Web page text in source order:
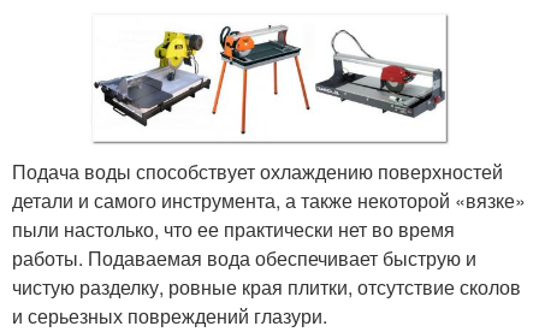
Подача воды способствует охлаждению поверхностей
детали и самого инструмента, а также некоторой «вязке»
пыли настолько, что ее практически нет во время
работы. Подаваемая вода обеспечивает быструю и
чистую разделку, ровные края плитки, отсутствие сколов
и серьезных повреждений глазури.